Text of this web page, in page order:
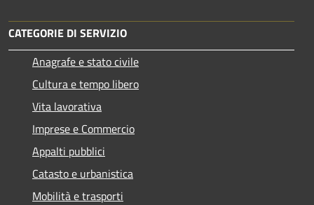
CATEGORIE DI SERVIZIO
Anagrafe e stato civile
Cultura e tempo libero
Vita lavorativa
Imprese e Commercio
Appalti pubblici
Catasto e urbanistica
Mobilità e trasporti